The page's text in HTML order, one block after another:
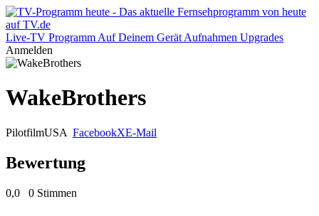
Live-TV Programm Auf Deinem Gerät Aufnahmen Upgrades
Anmelden
WakeBrothers
PilotfilmUSA FacebookXE-Mail
Bewertung
0,0 0 Stimmen